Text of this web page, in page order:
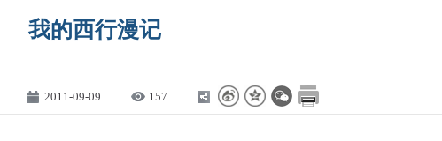
我的西行漫记
2011-09-09 157